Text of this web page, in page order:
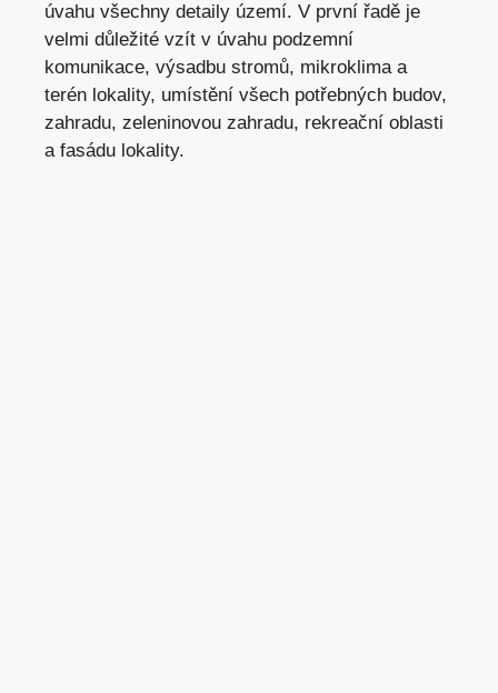
úvahu všechny detaily území. V první řadě je
velmi důležité vzít v úvahu podzemní
komunikace, výsadbu stromů, mikroklima a
terén lokality, umístění všech potřebných budov,
zahradu, zeleninovou zahradu, rekreační oblasti
a fasádu lokality.